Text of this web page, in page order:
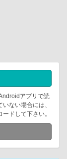
アプリで読
ない場合には、
ドして下さい。